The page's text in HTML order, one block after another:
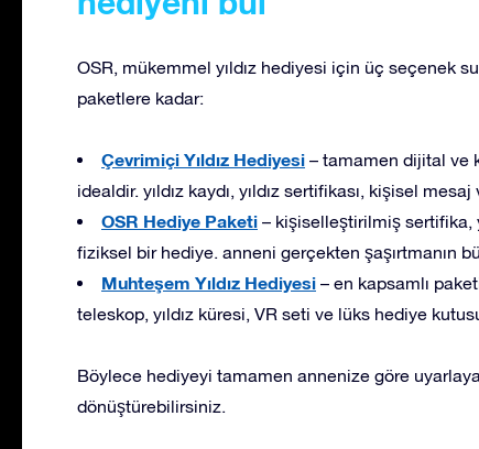
OSR, mükemmel yıldız hediyesi için üç seçenek
paketlere kadar:
Çevrimiçi Yıldız Hediyesi – tamamen dijital ve
idealdir. yıldız kaydı, yıldız sertifikası, kişisel
OSR Hediye Paketi – kişiselleştirilmiş sertifika,
fiziksel bir hediye. anneni gerçekten şaşırtmanın
Muhteşem Yıldız Hediyesi – en kapsamlı
teleskop, yıldız küresi, VR seti ve lüks hediye
Böylece hediyeyi tamamen annenize göre
dönüştürebilirsiniz.